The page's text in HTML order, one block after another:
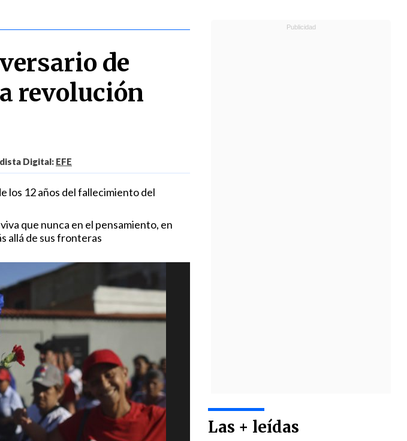
de
revolución
Digital: EFE
los 12 años del fallecimiento del
que nunca en el pensamiento, en
allá de sus fronteras
Las + leídas